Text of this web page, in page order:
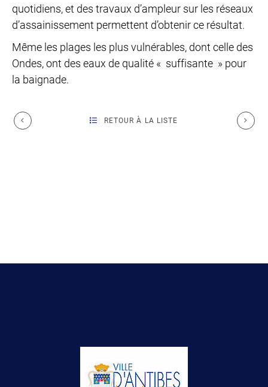
quotidiens, et des travaux d’ampleur sur les réseaux
d’assainissement permettent d’obtenir ce résultat.
Même les plages les plus vulnérables, dont celle des
Ondes, ont des eaux de qualité « suffisante » pour
la baignade.
RETOUR À LA LISTE